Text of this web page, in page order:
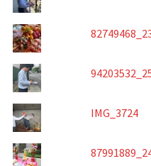
IMG_3724